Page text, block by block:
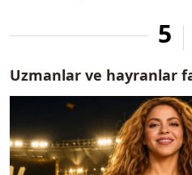
5
Uzmanlar ve hayranlar